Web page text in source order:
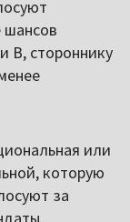
шансов
B, стороннику
или
которую
за